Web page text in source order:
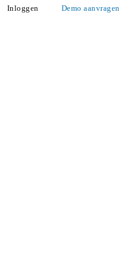
Inloggen Demo aanvragen